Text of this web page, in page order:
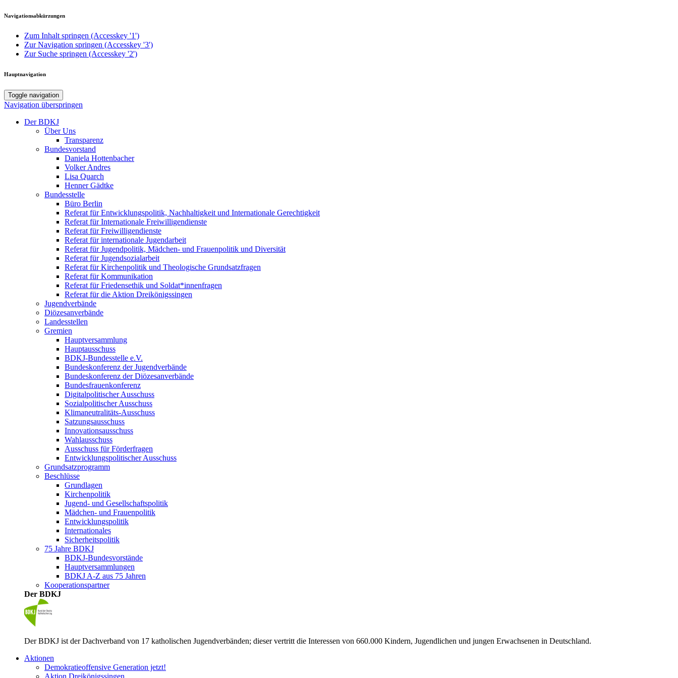
Navigationsabkürzungen
Zum Inhalt springen (Accesskey '1')
Zur Navigation springen (Accesskey '3')
Zur Suche springen (Accesskey '2')
Hauptnavigation
Toggle navigation
Navigation überspringen
Der BDKJ
Über Uns
Transparenz
Bundesvorstand
Daniela Hottenbacher
Volker Andres
Lisa Quarch
Henner Gädtke
Bundesstelle
Büro Berlin
Referat für Entwicklungspolitik, Nachhaltigkeit und Internationale Gerechtigkeit
Referat für Internationale Freiwilligendienste
Referat für Freiwilligendienste
Referat für internationale Jugendarbeit
Referat für Jugendpolitik, Mädchen- und Frauenpolitik und Diversität
Referat für Jugendsozialarbeit
Referat für Kirchenpolitik und Theologische Grundsatzfragen
Referat für Kommunikation
Referat für Friedensethik und Soldat*innenfragen
Referat für die Aktion Dreikönigssingen
Jugendverbände
Diözesanverbände
Landesstellen
Gremien
Hauptversammlung
Hauptausschuss
BDKJ-Bundesstelle e.V.
Bundeskonferenz der Jugendverbände
Bundeskonferenz der Diözesanverbände
Bundesfrauenkonferenz
Digitalpolitischer Ausschuss
Sozialpolitischer Ausschuss
Klimaneutralitäts-Ausschuss
Satzungsausschuss
Innovationsausschuss
Wahlausschuss
Ausschuss für Förderfragen
Entwicklungspolitischer Ausschuss
Grundsatzprogramm
Beschlüsse
Grundlagen
Kirchenpolitik
Jugend- und Gesellschaftspolitik
Mädchen- und Frauenpolitik
Entwicklungspolitik
Internationales
Sicherheitspolitik
75 Jahre BDKJ
BDKJ-Bundesvorstände
Hauptversammlungen
BDKJ A-Z aus 75 Jahren
Kooperationspartner
Der BDKJ
Der BDKJ ist der Dachverband von 17 katholischen Jugendverbänden; dieser vertritt die Interessen von 660.000 Kindern, Jugendlichen und jungen Erwachsenen in Deutschland.
Aktionen
Demokratieoffensive Generation jetzt!
Aktion Dreikönigssingen